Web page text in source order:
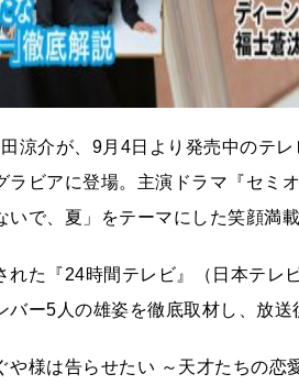
涼介が、9月4日より発売中のテ
ラビアに登場。主演ドラマ『セミ
いで、夏」をテーマにした笑顔満
れた『24時間テレビ』（日本テレ
バー5人の雄姿を徹底取材し、放
や様は告らせたい ～天才たちの